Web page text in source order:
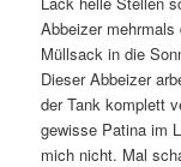
Abbeizer
Müllsack in die
Dieser Abbeizer
der Tank komplett
gewisse Patina im
mich nicht. Mal